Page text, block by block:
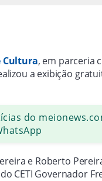
Cultura, em parceria
a exibição
do
e Roberto
CETI Governador